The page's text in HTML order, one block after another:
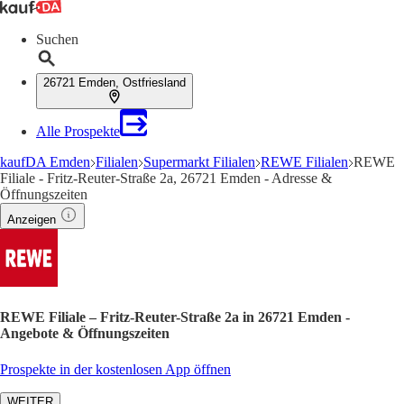
Suchen
26721 Emden, Ostfriesland
Alle Prospekte
kaufDA Emden Filialen Supermarkt Filialen REWE Filialen REWE
Filiale - Fritz-Reuter-Straße 2a, 26721 Emden - Adresse &
Öffnungszeiten
Anzeigen
REWE Filiale – Fritz-Reuter-Straße 2a in 26721 Emden -
Angebote & Öffnungszeiten
Prospekte in der kostenlosen App öffnen